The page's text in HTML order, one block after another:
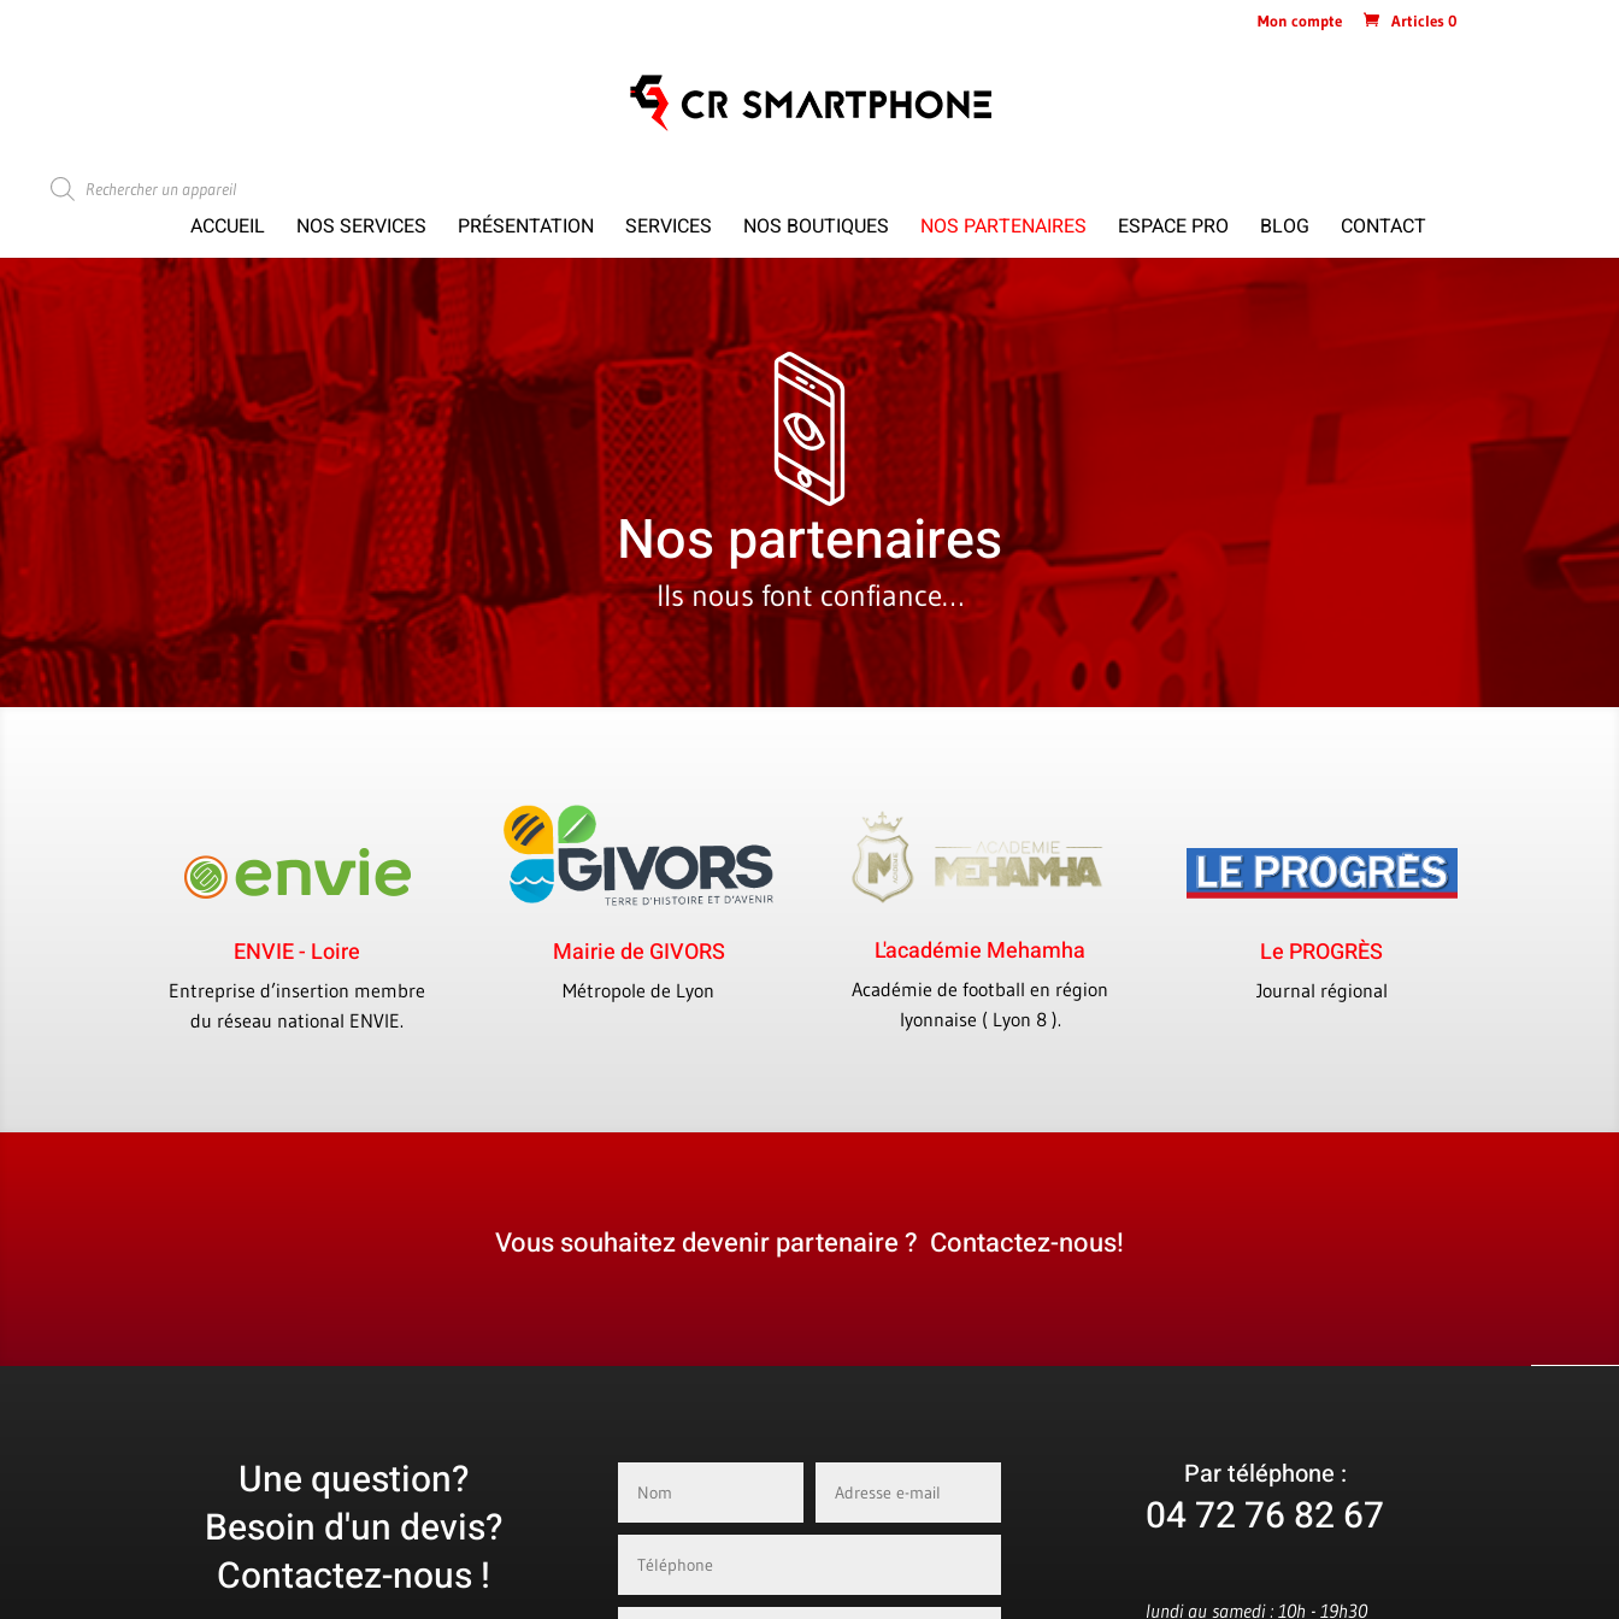
Mon compte Articles 0
Recherche
de
ACCUEIL NOS SERVICES PRÉSENTATION SERVICES NOS BOUTIQUES NOS PARTENAIRES ESPACE PRO BLOG CONTACT
Nos partenaires
Ils nous font confiance…
ENVIE - Loire
Entreprise d’insertion membre
du réseau national ENVIE.
Mairie de GIVORS
Métropole de Lyon
L'académie Mehamha
Académie de football en région
lyonnaise ( Lyon 8 ).
Le PROGRÈS
Journal régional
Vous souhaitez devenir partenaire ? Contactez-nous!
Une question?
Besoin d'un devis?
Contactez-nous !
Par téléphone :
04 72 76 82 67
lundi au samedi : 10h - 19h30